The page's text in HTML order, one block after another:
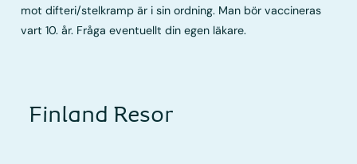
mot difteri/stelkramp är i sin ordning. Man bör vaccineras
vart 10. år. Fråga eventuellt din egen läkare.
Finland Resor